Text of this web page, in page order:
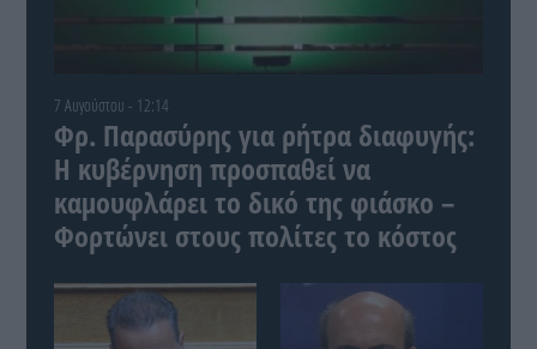
7 Αυγούστου - 12:14
Φρ. Παρασύρης για ρήτρα διαφυγής:
Η κυβέρνηση προσπαθεί να
καμουφλάρει το δικό της φιάσκο –
Φορτώνει στους πολίτες το κόστος